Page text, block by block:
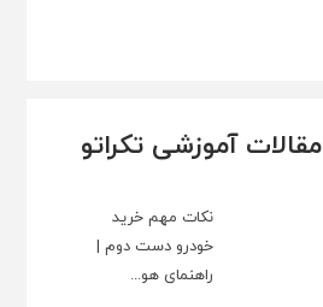
مقالات آموزشی تکراتو
نکات مهم خرید
خودرو دست دوم |
راهنمای هو...